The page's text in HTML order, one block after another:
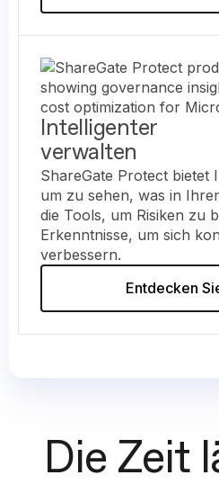
Intelligenter
verwalten
ShareGate Protect bietet
um zu sehen, was in
die Tools, um Risiken zu
Erkenntnisse, um sich
verbessern.
Entdecken
Die Zeit